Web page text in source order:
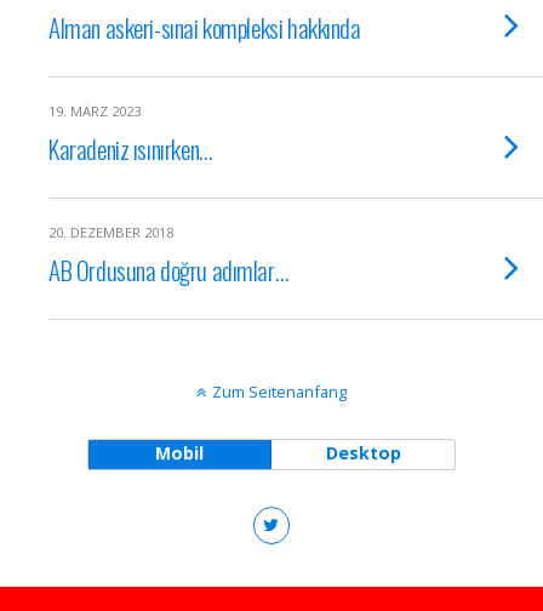
Alman askeri-sınai kompleksi hakkında
19. MÄRZ 2023
Karadeniz ısınırken…
20. DEZEMBER 2018
AB Ordusuna doğru adımlar…
Zum Seitenanfang
Mobil Desktop